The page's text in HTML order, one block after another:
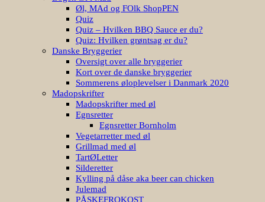
Øl, MAd og FOlk ShopPEN
Quiz
Quiz – Hvilken BBQ Sauce er du?
Quiz: Hvilken grøntsag er du?
Danske Bryggerier
Oversigt over alle bryggerier
Kort over de danske bryggerier
Sommerens øloplevelser i Danmark 2020
Madopskrifter
Madopskrifter med øl
Egnsretter
Egnsretter Bornholm
Vegetarretter med øl
Grillmad med øl
TartØLetter
Silderetter
Kylling på dåse aka beer can chicken
Julemad
PÅSKEFROKOST